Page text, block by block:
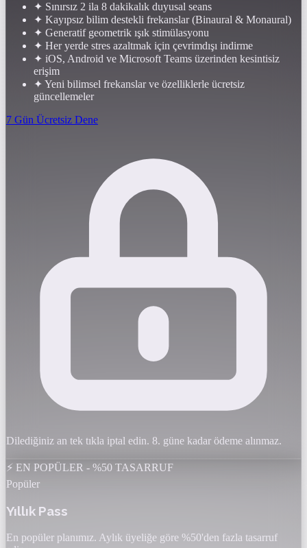
✦ Sınırsız 2 ila 8 dakikalık duyusal seans
✦ Kayıpsız bilim destekli frekanslar (Binaural & Monaural)
✦ Generatif geometrik ışık stimülasyonu
✦ Her yerde stres azaltmak için çevrimdışı indirme
✦ iOS, Android ve Microsoft Teams üzerinden kesintisiz
erişim
✦ Yeni bilimsel frekanslar ve özelliklerle ücretsiz
güncellemeler
7 Gün Ücretsiz Dene
Dilediğiniz an tek tıkla iptal edin. 8. güne kadar ödeme alınmaz.
⚡ EN POPÜLER - %50 TASARRUF
Popüler
Yıllık Pass
En popüler planımız. Aylık üyeliğe göre %50'den fazla tasarruf